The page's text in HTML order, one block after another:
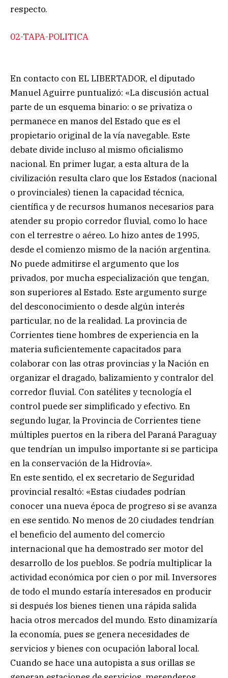
respecto.
02-TAPA-POLITICA
En contacto con EL LIBERTADOR, el diputado
Manuel Aguirre puntualizó: «La discusión actual
parte de un esquema binario: o se privatiza o
permanece en manos del Estado que es el
propietario original de la vía navegable. Este
debate divide incluso al mismo oficialismo
nacional. En primer lugar, a esta altura de la
civilización resulta claro que los Estados (nacional
o provinciales) tienen la capacidad técnica,
científica y de recursos humanos necesarios para
atender su propio corredor fluvial, como lo hace
con el terrestre o aéreo. Lo hizo antes de 1995,
desde el comienzo mismo de la nación argentina.
No puede admitirse el argumento que los
privados, por mucha especialización que tengan,
son superiores al Estado. Este argumento surge
del desconocimiento o desde algún interés
particular, no de la realidad. La provincia de
Corrientes tiene hombres de experiencia en la
materia suficientemente capacitados para
colaborar con las otras provincias y la Nación en
organizar el dragado, balizamiento y contralor del
corredor fluvial. Con satélites y tecnología el
control puede ser simplificado y efectivo. En
segundo lugar, la Provincia de Corrientes tiene
múltiples puertos en la ribera del Paraná Paraguay
que tendrían un impulso importante si se participa
en la conservación de la Hidrovía».
En este sentido, el ex secretario de Seguridad
provincial resaltó: «Estas ciudades podrían
conocer una nueva época de progreso si se avanza
en ese sentido. No menos de 20 ciudades tendrían
el beneficio del aumento del comercio
internacional que ha demostrado ser motor del
desarrollo de los pueblos. Se podría multiplicar la
actividad económica por cien o por mil. Inversores
de todo el mundo estaría interesados en producir
si después los bienes tienen una rápida salida
hacia otros mercados del mundo. Esto dinamizaría
la economía, pues se genera necesidades de
servicios y bienes con ocupación laboral local.
Cuando se hace una autopista a sus orillas se